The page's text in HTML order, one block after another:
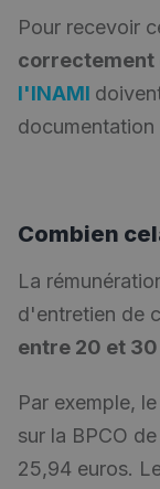
Pour recevoir
correctement
l'INAMI
documentation
Combien
La
d'entretien de
entre 20 et
Par exemple,
sur la BPCO
25,94 euros.